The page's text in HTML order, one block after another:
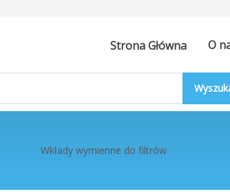
Strona Główna O
Wkłady wymienne do filtrów